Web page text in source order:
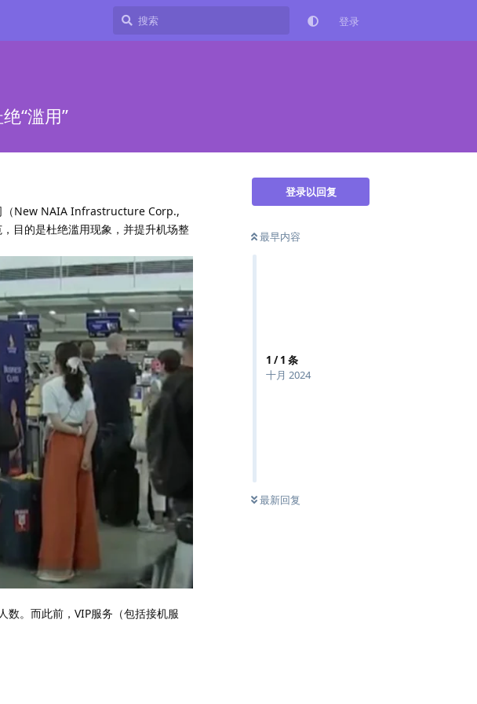
登录
“滥用”
登录以回复
最早内容
1 /1 条
十月 2024
最新回复
（New NAIA Infrastructure Corp.,
目的是杜绝滥用现象，并提升机场整
数。而此前，VIP服务（包括接机服